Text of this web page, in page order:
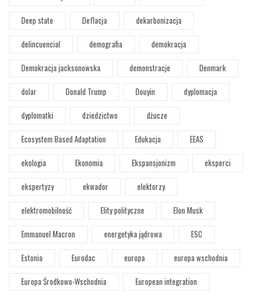
Deep state
Deflacja
dekarbonizacja
delincuencial
demografia
demokracja
Demokracja jacksonowska
demonstracje
Denmark
dolar
Donald Trump Douyin
dyplomacja
dyplomatki
dziedzictwo
dżucze
Ecosystem Based Adaptation
Edukacja
EEAS
ekologia
Ekonomia Ekspansjonizm
eksperci
ekspertyzy
ekwador
elektorzy
elektromobilność
Elity polityczne
Elon Musk
Emmanuel Macron
energetyka jądrowa
ESC
Estonia
Eurodac europa
europa wschodnia
Europa Środkowo-Wschodnia
European integration